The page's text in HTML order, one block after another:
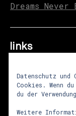
Dreams Never
links
über uns |
impressum|
Datenschutz und
Cookies. Wenn
du der
Weitere